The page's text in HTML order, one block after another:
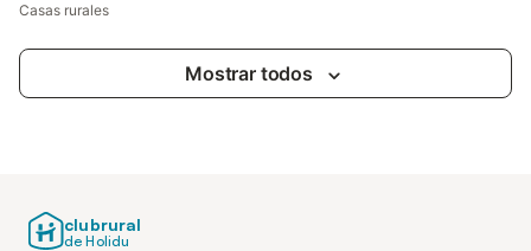
Casas rurales
Mostrar todos
clubrural
de Holidu